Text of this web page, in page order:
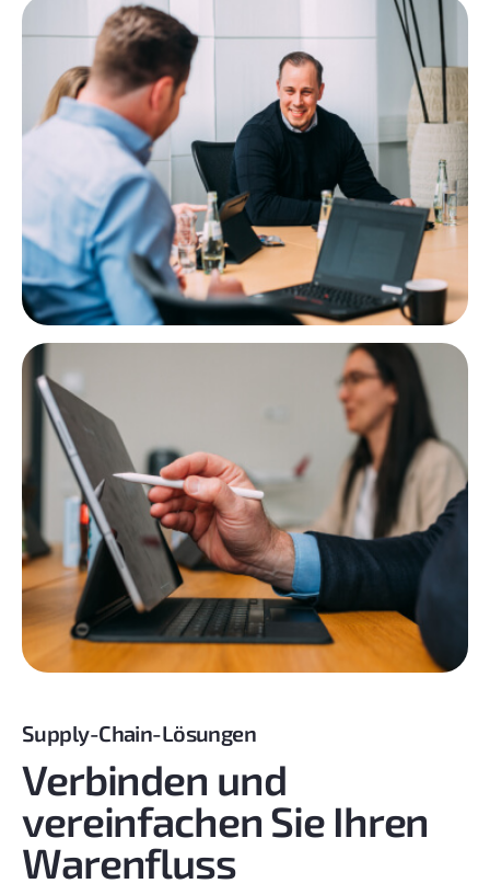
Supply-Chain-Lösungen
Verbinden und
vereinfachen Sie Ihren
Warenfluss